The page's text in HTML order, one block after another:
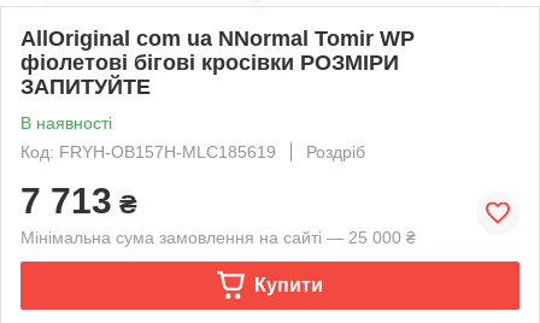
AllOriginal com ua NNormal Tomir WP
фіолетові бігові кросівки РОЗМІРИ
ЗАПИТУЙТЕ
В наявності
Код: FRYH-OB157H-MLC185619
Роздріб
7 713 ₴
Мінімальна сума замовлення на сайті — 25 000 ₴
Купити